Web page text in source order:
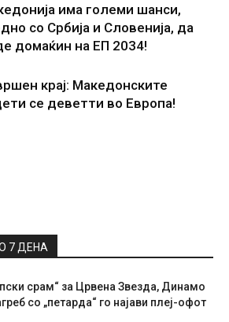
има големи шанси,
со Србија и Словенија, да
домаќин на ЕП 2034!
крај: Македонските
се деветти во Европа!
7 ДЕНА
срам“ за Црвена Звезда, Динамо
со „петарда“ го најави плеј-офот